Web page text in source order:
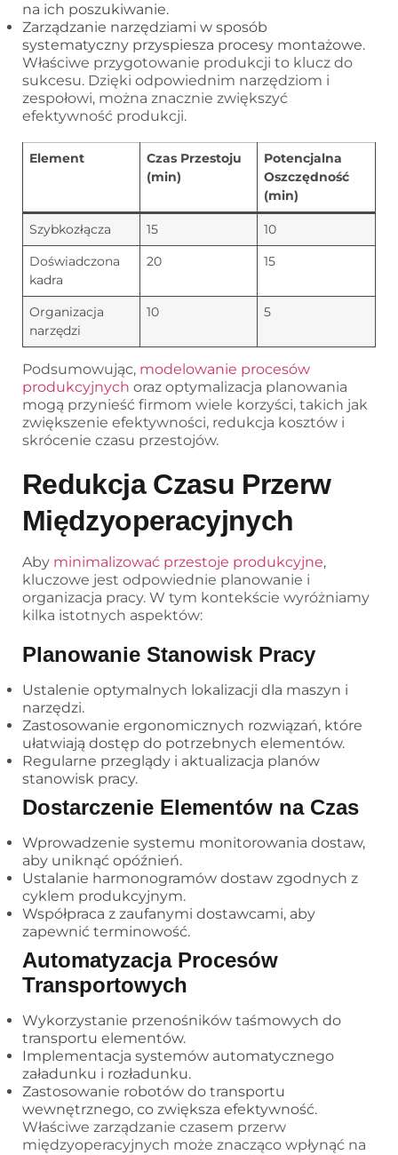
na ich poszukiwanie.
Zarządzanie narzędziami w sposób
systematyczny przyspiesza procesy montażowe.
Właściwe przygotowanie produkcji to klucz do
sukcesu. Dzięki odpowiednim narzędziom i
zespołowi, można znacznie zwiększyć
efektywność produkcji.
Element
Czas Przestoju
(min)
Potencjalna
Oszczędność
(min)
Szybkozłącza 15
10
Doświadczona
kadra
20 15
Organizacja
narzędzi
10 5
Podsumowując, modelowanie procesów
produkcyjnych oraz optymalizacja planowania
mogą przynieść firmom wiele korzyści, takich jak
zwiększenie efektywności, redukcja kosztów i
skrócenie czasu przestojów.
Redukcja Czasu Przerw
Międzyoperacyjnych
Aby minimalizować przestoje produkcyjne,
kluczowe jest odpowiednie planowanie i
organizacja pracy. W tym kontekście wyróżniamy
kilka istotnych aspektów:
Planowanie Stanowisk Pracy
Ustalenie optymalnych lokalizacji dla maszyn i
narzędzi.
Zastosowanie ergonomicznych rozwiązań, które
ułatwiają dostęp do potrzebnych elementów.
Regularne przeglądy i aktualizacja planów
stanowisk pracy.
Dostarczenie Elementów na Czas
Wprowadzenie systemu monitorowania dostaw,
aby uniknąć opóźnień.
Ustalanie harmonogramów dostaw zgodnych z
cyklem produkcyjnym.
Współpraca z zaufanymi dostawcami, aby
zapewnić terminowość.
Automatyzacja Procesów
Transportowych
Wykorzystanie przenośników taśmowych do
transportu elementów.
Implementacja systemów automatycznego
załadunku i rozładunku.
Zastosowanie robotów do transportu
wewnętrznego, co zwiększa efektywność.
Właściwe zarządzanie czasem przerw
międzyoperacyjnych może znacząco wpłynąć na